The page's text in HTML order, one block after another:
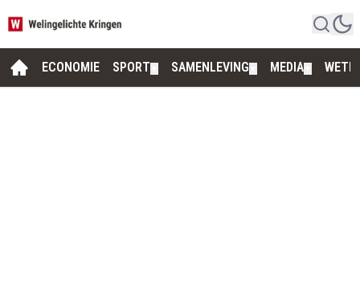
ECONOMIE SPORT SAMENLEVING MEDIA